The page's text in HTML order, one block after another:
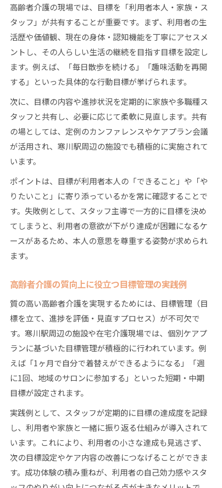
高齢者介護の現場では、目標を「利用者本人・家族・ス
タッフ」が共有することが重要です。まず、利用者の生
活歴や価値観、現在の身体・認知機能を丁寧にアセスメ
ントし、その人らしい生活の継続を目指す目標を設定し
ます。例えば、「毎日散歩を続ける」「趣味活動を再開
する」といった具体的な行動目標が挙げられます。
次に、目標の内容や進捗状況を定期的に家族や多職種ス
タッフと共有し、必要に応じて柔軟に見直します。共有
の場としては、定例のカンファレンスやケアプラン会議
が活用され、寒川駅周辺の施設でも積極的に実施されて
います。
ポイントは、目標が利用者本人の「できること」や「や
りたいこと」に寄り添っているかを常に確認することで
す。失敗例として、スタッフ主導で一方的に目標を決め
てしまうと、利用者の意欲が下がり達成が困難になるケ
ースがあるため、本人の意思を尊重する姿勢が求められ
ます。
高齢者介護の質向上に役立つ目標管理の実践例
質の高い高齢者介護を実現するためには、目標管理（目
標を立て、進捗を評価・見直すプロセス）が不可欠で
す。寒川駅周辺の施設や在宅介護現場では、個別ケアプ
ランに基づいた目標管理が積極的に行われています。例
えば「1ヶ月で自分で着替えができるようになる」「週
に1回、地域のサロンに参加する」といった短期・中期
目標が設定されます。
実践例として、スタッフが定期的に目標の達成度を記録
し、利用者や家族と一緒に振り返る仕組みが導入されて
います。これにより、利用者の小さな達成も見逃さず、
次の目標設定やケア内容の改善につなげることができま
す。成功体験の積み重ねが、利用者の自己効力感やスタ